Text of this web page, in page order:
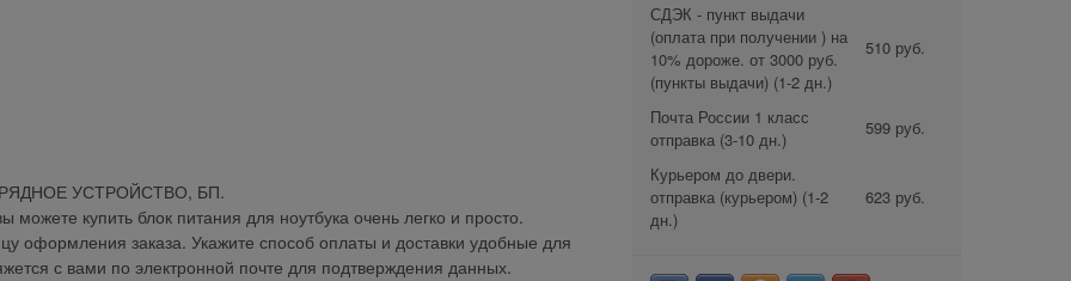
УСТРОЙСТВО, БП.
купить блок питания для ноутбука очень легко и просто.
оформления заказа. Укажите способ оплаты и доставки удобные для
с вами по электронной почте для подтверждения данных.
СДЭК - пункт выдачи
(оплата при получении ) на
10% дороже. от 3000 руб.
(пункты выдачи) (1-2 дн.)
510 руб.
Почта России 1 класс
отправка (3-10 дн.)
599 руб.
Курьером до двери.
отправка (курьером) (1-2
дн.)
623 руб.